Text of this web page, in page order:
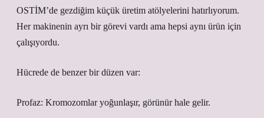
OSTİM’de gezdiğim küçük üretim atölyelerini hatırlıyorum.
Her makinenin ayrı bir görevi vardı ama hepsi aynı ürün için
çalışıyordu.
Hücrede de benzer bir düzen var:
Profaz: Kromozomlar yoğunlaşır, görünür hale gelir.